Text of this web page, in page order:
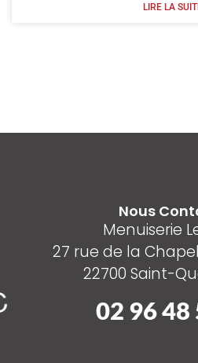
LIRE LA
Nous
Menuiserie
27 rue de la
22700 Saint-
02 96 48